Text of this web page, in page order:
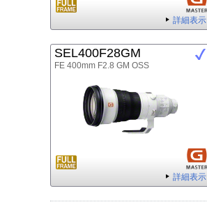
詳細表示
SEL400F28GM
FE 400mm F2.8 GM OSS
詳細表示